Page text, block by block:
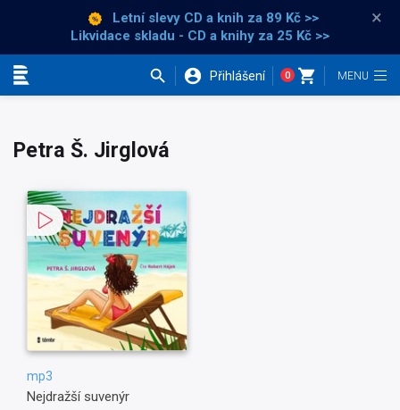
Letní slevy CD a knih za 89 Kč >>
Likvidace skladu - CD a knihy za 25 Kč >>
×
Přihlášení 0
Petra Š. Jirglová
mp3
Nejdražší suvenýr